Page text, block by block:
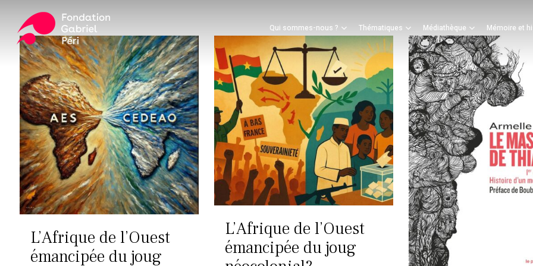
main
content
Appuyez sur ENTER pour rechercher ou ESC pour fermer
Qui sommes-nous ? Thématiques Médiathèque Mémoire et
Panier
L’Afrique de l’Ouest
émancipée du joug
L’Afrique de l’Ouest
émancipée du joug